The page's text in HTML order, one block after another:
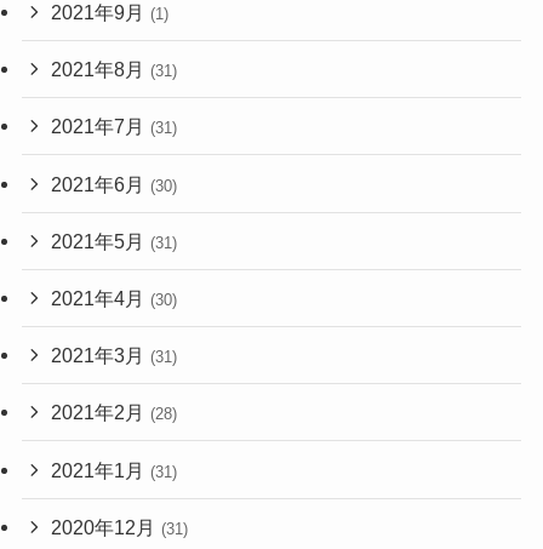
2021年9月 (1)
2021年8月 (31)
2021年7月 (31)
2021年6月 (30)
2021年5月 (31)
2021年4月 (30)
2021年3月 (31)
2021年2月 (28)
2021年1月 (31)
2020年12月 (31)